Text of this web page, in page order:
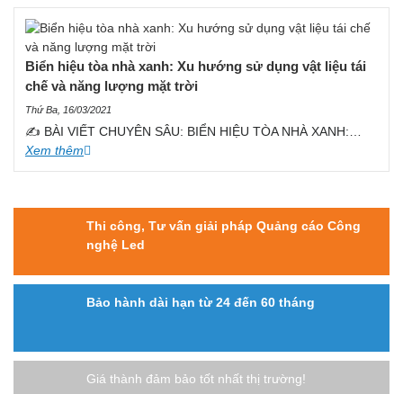
Biển hiệu tòa nhà xanh: Xu hướng sử dụng vật liệu tái
chế và năng lượng mặt trời
Thứ Ba, 16/03/2021
✍️ BÀI VIẾT CHUYÊN SÂU: BIỂN HIỆU TÒA NHÀ XANH:…
Xem thêm
Thi công, Tư vấn giải pháp Quảng cáo Công
nghệ Led
Bảo hành dài hạn từ 24 đến 60 tháng
Giá thành đảm bảo tốt nhất thị trường!